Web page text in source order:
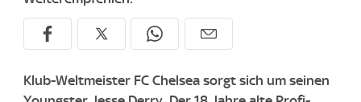
Klub-Weltmeister FC Chelsea sorgt sich um seinen